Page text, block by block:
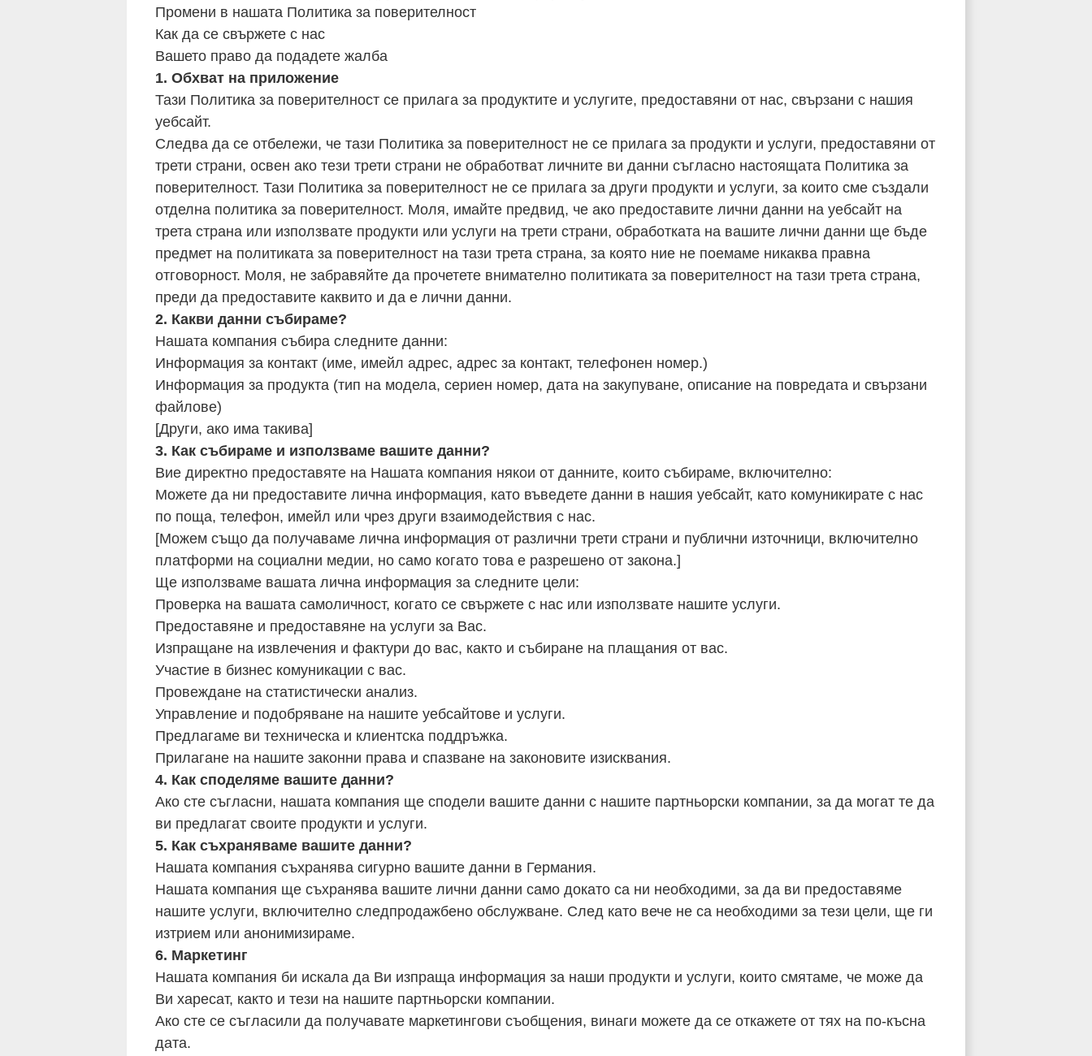
Промени в нашата Политика за поверителност
Как да се свържете с нас
Вашето право да подадете жалба
1. Обхват на приложение
Тази Политика за поверителност се прилага за продуктите и услугите, предоставяни от нас, свързани с нашия
уебсайт.
Следва да се отбележи, че тази Политика за поверителност не се прилага за продукти и услуги, предоставяни от
трети страни, освен ако тези трети страни не обработват личните ви данни съгласно настоящата Политика за
поверителност. Тази Политика за поверителност не се прилага за други продукти и услуги, за които сме създали
отделна политика за поверителност. Моля, имайте предвид, че ако предоставите лични данни на уебсайт на
трета страна или използвате продукти или услуги на трети страни, обработката на вашите лични данни ще бъде
предмет на политиката за поверителност на тази трета страна, за която ние не поемаме никаква правна
отговорност. Моля, не забравяйте да прочетете внимателно политиката за поверителност на тази трета страна,
преди да предоставите каквито и да е лични данни.
2. Какви данни събираме?
Нашата компания събира следните данни:
Информация за контакт (име, имейл адрес, адрес за контакт, телефонен номер.)
Информация за продукта (тип на модела, сериен номер, дата на закупуване, описание на повредата и свързани
файлове)
[Други, ако има такива]
3. Как събираме и използваме вашите данни?
Вие директно предоставяте на Нашата компания някои от данните, които събираме, включително:
Можете да ни предоставите лична информация, като въведете данни в нашия уебсайт, като комуникирате с нас
по поща, телефон, имейл или чрез други взаимодействия с нас.
[Можем също да получаваме лична информация от различни трети страни и публични източници, включително
платформи на социални медии, но само когато това е разрешено от закона.]
Ще използваме вашата лична информация за следните цели:
Проверка на вашата самоличност, когато се свържете с нас или използвате нашите услуги.
Предоставяне и предоставяне на услуги за Вас.
Изпращане на извлечения и фактури до вас, както и събиране на плащания от вас.
Участие в бизнес комуникации с вас.
Провеждане на статистически анализ.
Управление и подобряване на нашите уебсайтове и услуги.
Предлагаме ви техническа и клиентска поддръжка.
Прилагане на нашите законни права и спазване на законовите изисквания.
4. Как споделяме вашите данни?
Ако сте съгласни, нашата компания ще сподели вашите данни с нашите партньорски компании, за да могат те да
ви предлагат своите продукти и услуги.
5. Как съхраняваме вашите данни?
Нашата компания съхранява сигурно вашите данни в Германия.
Нашата компания ще съхранява вашите лични данни само докато са ни необходими, за да ви предоставяме
нашите услуги, включително следпродажбено обслужване. След като вече не са необходими за тези цели, ще ги
изтрием или анонимизираме.
6. Маркетинг
Нашата компания би искала да Ви изпраща информация за наши продукти и услуги, които смятаме, че може да
Ви харесат, както и тези на нашите партньорски компании.
Ако сте се съгласили да получавате маркетингови съобщения, винаги можете да се откажете от тях на по-късна
дата.